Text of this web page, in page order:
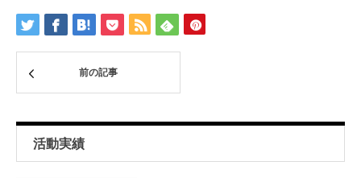
前の記事
活動実績